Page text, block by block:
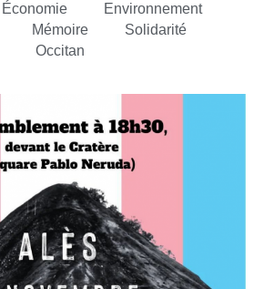
Économie
Environnement
Mémoire
Solidarité
Occitan